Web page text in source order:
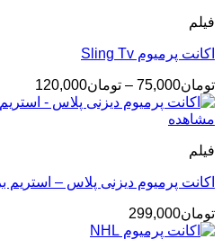
فیلم
اکانت پرمیوم Sling Tv
تومان75,000
– تومان120,000
قیمت:
مشاهده
فیلم
اکانت پرمیوم دیزنی پلاس – استریم
تومان299,000